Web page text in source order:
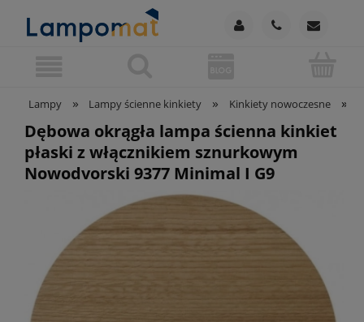
Lampy » Lampy ścienne kinkiety » Kinkiety nowoczesne »
Dębowa okrągła lampa ścienna kinkiet
płaski z włącznikiem sznurkowym
Nowodvorski 9377 Minimal I G9